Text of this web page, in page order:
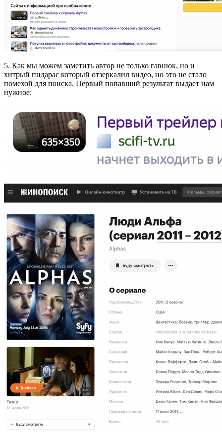
5. Как мы можем заметить автор не только гавнюк, но и
хитрый пидарас который отзеркалил видео, но это не стало
помехой для поиска. Первый попавший результат выдает нам
нужное: